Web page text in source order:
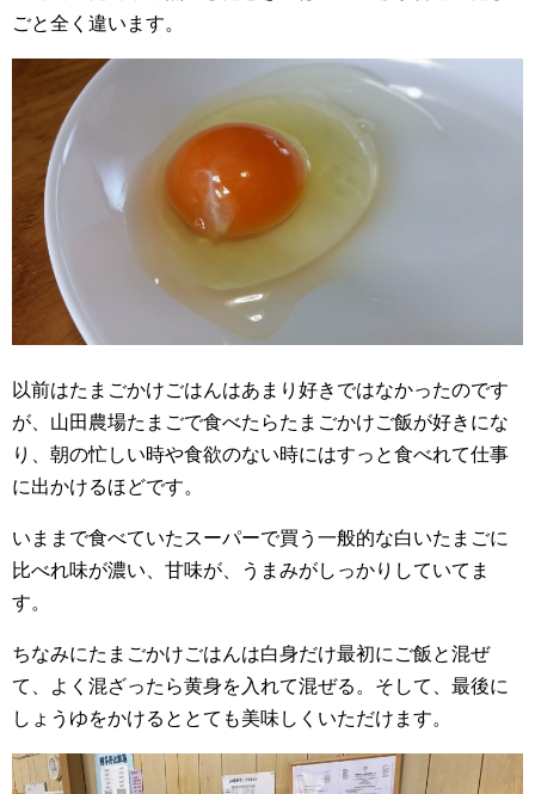
ごと全く違います。
以前はたまごかけごはんはあまり好きではなかったのです
が、山田農場たまごで食べたらたまごかけご飯が好きにな
り、朝の忙しい時や食欲のない時にはすっと食べれて仕事
に出かけるほどです。
いままで食べていたスーパーで買う一般的な白いたまごに
比べれ味が濃い、甘味が、うまみがしっかりしていてま
す。
ちなみにたまごかけごはんは白身だけ最初にご飯と混ぜ
て、よく混ざったら黄身を入れて混ぜる。そして、最後に
しょうゆをかけるととても美味しくいただけます。